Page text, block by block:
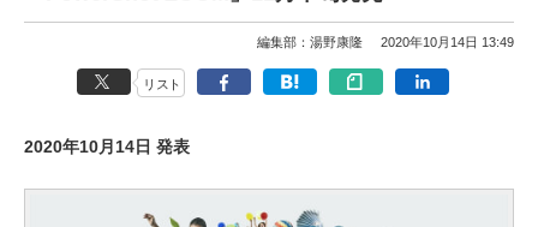
編集部：湯野康隆 2020年10月14日 13:49
リスト
2020年10月14日 発表